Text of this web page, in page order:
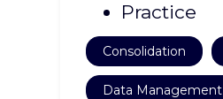
Practice
Consolidation
Data Management